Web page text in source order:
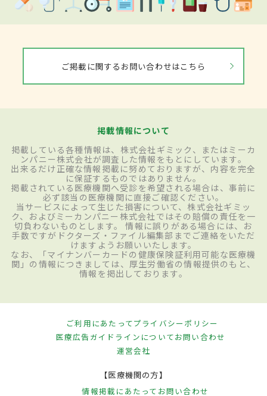
ご掲載に関するお問い合わせはこちら
掲載情報について
掲載している各種情報は、株式会社ギミック、またはミーカ
ンパニー株式会社が調査した情報をもとにしています。
出来るだけ正確な情報掲載に努めておりますが、内容を完全
に保証するものではありません。
掲載されている医療機関へ受診を希望される場合は、事前に
必ず該当の医療機関に直接ご確認ください。
当サービスによって生じた損害について、株式会社ギミッ
ク、およびミーカンパニー株式会社ではその賠償の責任を一
切負わないものとします。 情報に誤りがある場合には、お
手数ですがドクターズ・ファイル編集部までご連絡をいただ
けますようお願いいたします。
なお、「マイナンバーカードの健康保険証利用可能な医療機
関」の情報につきましては、厚生労働省の情報提供のもと、
情報を掲出しております。
ご利用にあたってプライバシーポリシー
医療広告ガイドラインについてお問い合わせ
運営会社
【医療機関の方】
情報掲載にあたって お問い合わせ